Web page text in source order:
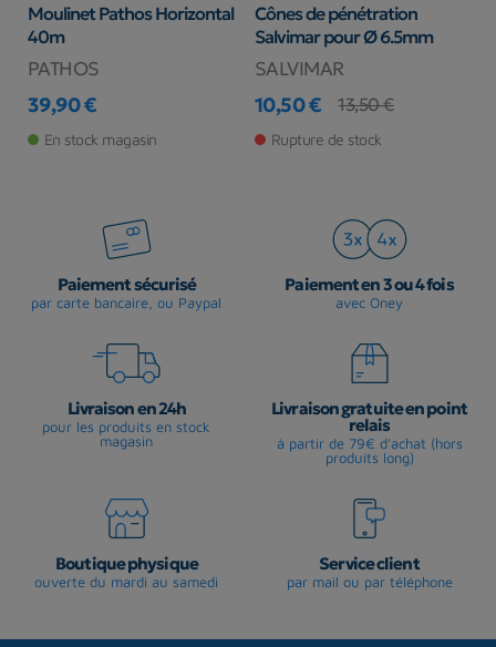
Moulinet Pathos Horizontal
40m
PATHOS
Prix
39,90 €
En stock magasin
Cônes de pénétration
Salvimar pour Ø 6.5mm
SALVIMAR
Prix
10,50 €
Prix de base
13,50 €
Rupture de stock
Paiement sécurisé
par carte bancaire, ou Paypal
Paiement en 3 ou 4 fois
avec Oney
Livraison en 24h
pour les produits en stock
magasin
Livraison gratuite en point
relais
à partir de 79€ d'achat (hors
produits long)
Boutique physique
ouverte du mardi au samedi
Service client
par mail ou par téléphone